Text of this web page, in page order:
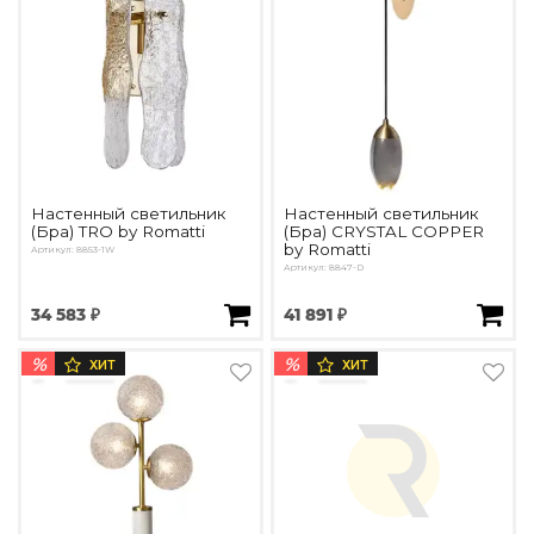
Подбор, производство и комплектация по вашему
Все категории товаров
Реализованные проекты
Настенный светильник
(Бра) TRO by Romatti
Артикул: 8853-1W
34 583 ₽
Настенный светильник
(Бра) CRYSTAL COPPER
by Romatti
Артикул: 8847-D
41 891 ₽
% ХИТ % ХИТ